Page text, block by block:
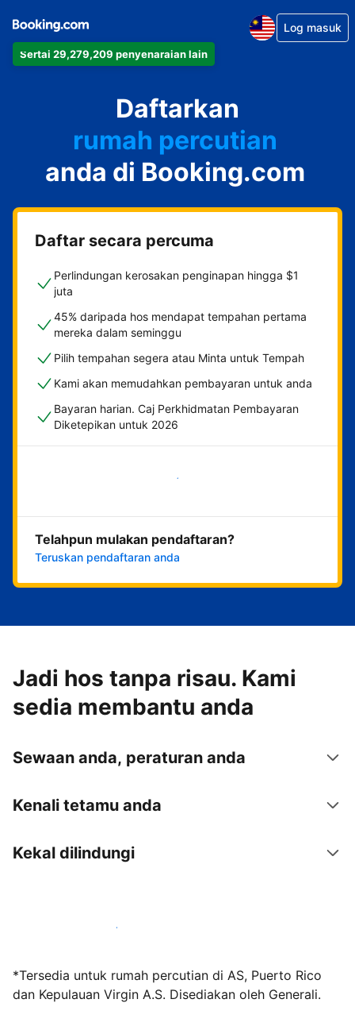
Sertai 29,279,209 penyenaraian lain
Log masuk
Daftarkan
apartmen
hotel
rumah percutian
rumah tamu
penginapan dan sarapan
anda di Booking.com
Daftar secara percuma
Perlindungan kerosakan penginapan hingga $1
juta
45% daripada hos mendapat tempahan pertama
mereka dalam seminggu
Pilih tempahan segera atau Minta untuk Tempah
Kami akan memudahkan pembayaran untuk anda
Bayaran harian. Caj Perkhidmatan Pembayaran
Diketepikan untuk 2026
Mulakan sekarang
Telahpun mulakan pendaftaran?
Teruskan pendaftaran anda
Jadi hos tanpa risau. Kami
sedia membantu anda
Sewaan anda, peraturan anda
Kenali tetamu anda
Kekal dilindungi
Jadi hos bersama kami hari ini
*Tersedia untuk rumah percutian di AS, Puerto Rico
dan Kepulauan Virgin A.S. Disediakan oleh Generali.